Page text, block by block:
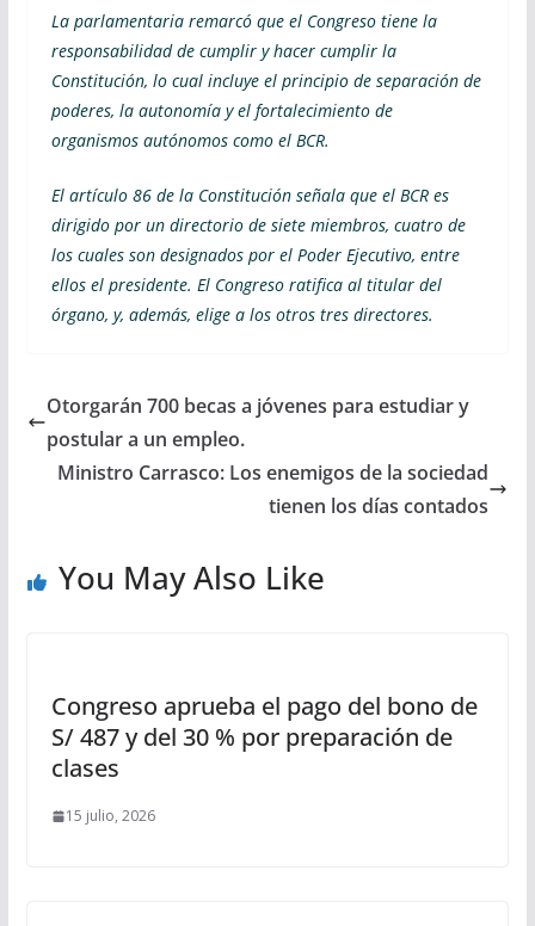
La parlamentaria remarcó que el Congreso tiene la
responsabilidad de cumplir y hacer cumplir la
Constitución, lo cual incluye el principio de separación de
poderes, la autonomía y el fortalecimiento de
organismos autónomos como el BCR.
El artículo 86 de la Constitución señala que el BCR es
dirigido por un directorio de siete miembros, cuatro de
los cuales son designados por el Poder Ejecutivo, entre
ellos el presidente. El Congreso ratifica al titular del
órgano, y, además, elige a los otros tres directores.
Otorgarán 700 becas a jóvenes para estudiar y
postular a un empleo.
Ministro Carrasco: Los enemigos de la sociedad
tienen los días contados
You May Also Like
Congreso aprueba el pago del bono de
S/ 487 y del 30 % por preparación de
clases
15 julio, 2026